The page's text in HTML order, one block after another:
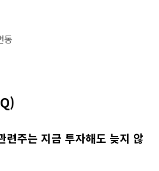
동
주는 지금 투자해도 늦지 않